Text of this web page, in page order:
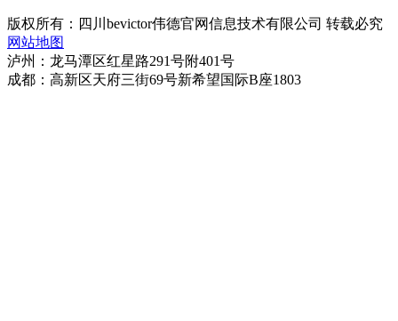
版权所有：四川bevictor伟德官网信息技术有限公司 转载必究
网站地图
泸州：龙马潭区红星路291号附401号
成都：高新区天府三街69号新希望国际B座1803